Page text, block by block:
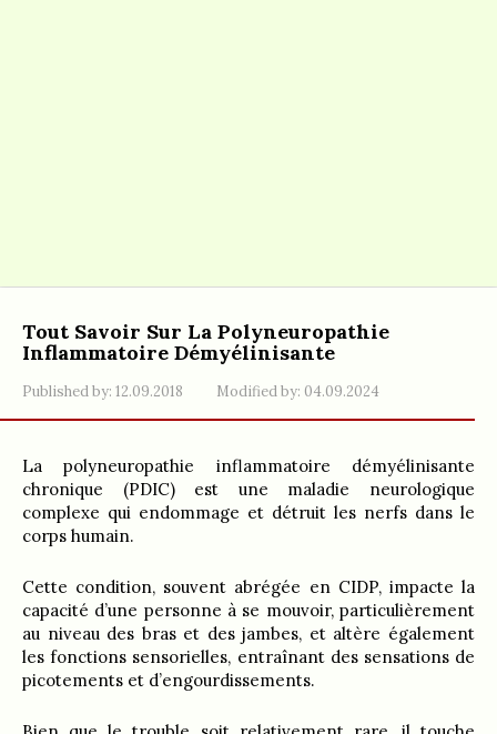
Tout Savoir Sur La Polyneuropathie
Inflammatoire Démyélinisante
Published by: 12.09.2018 Modified by: 04.09.2024
La polyneuropathie inflammatoire démyélinisante
chronique (PDIC) est une maladie neurologique
complexe qui endommage et détruit les nerfs dans le
corps humain.
Cette condition, souvent abrégée en CIDP, impacte la
capacité d’une personne à se mouvoir, particulièrement
au niveau des bras et des jambes, et altère également
les fonctions sensorielles, entraînant des sensations de
picotements et d’engourdissements.